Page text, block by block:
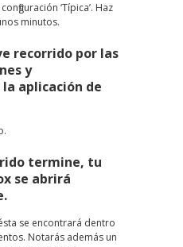
‘Típica’. Haz
minutos.
recorrido por las
y
aplicación de
termine, tu
se abrirá
se encontrará dentro
Notarás además un